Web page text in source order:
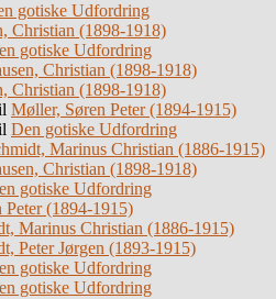
gotiske Udfordring
Christian (1898-1918)
gotiske Udfordring
Christian (1898-1918)
Christian (1898-1918)
Møller, Søren Peter (1894-1915)
Den gotiske Udfordring
Marinus Christian (1886-1915)
Christian (1898-1918)
gotiske Udfordring
Peter (1894-1915)
Marinus Christian (1886-1915)
Peter Jørgen (1893-1915)
gotiske Udfordring
gotiske Udfordring